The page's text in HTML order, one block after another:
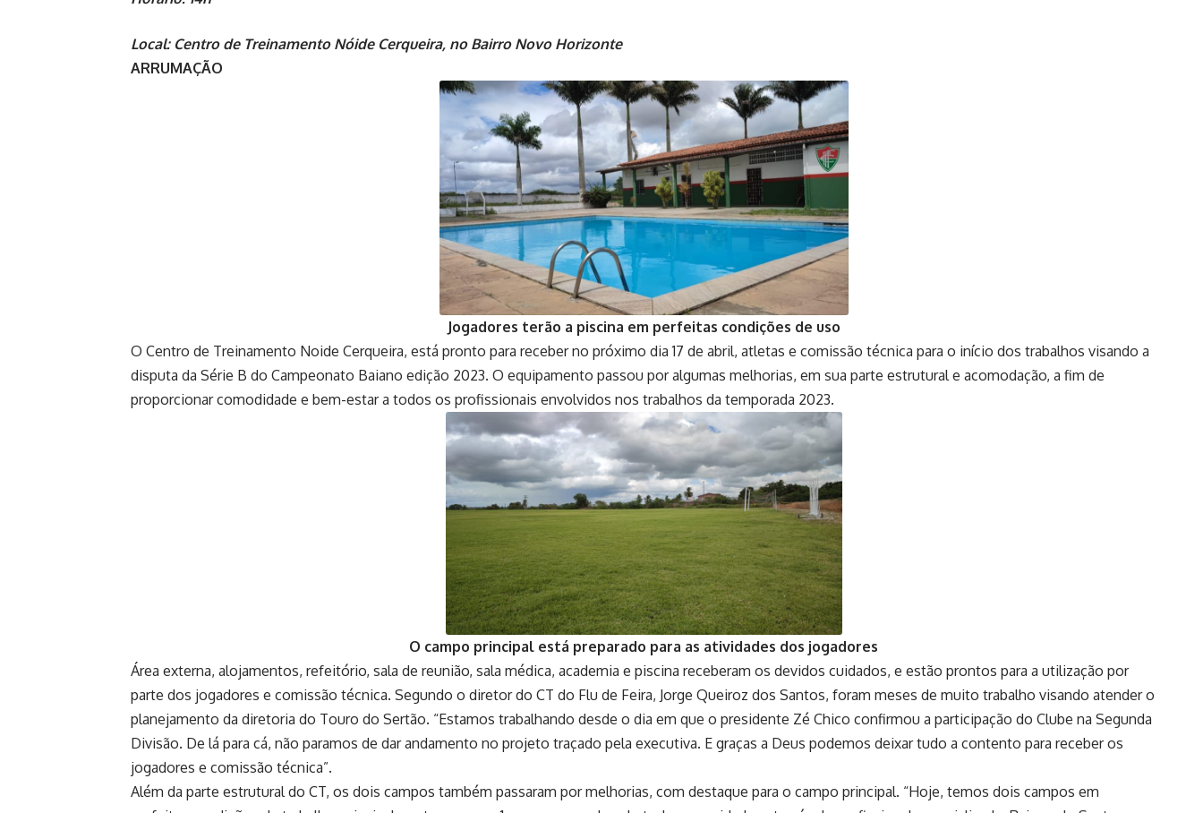
Local: Centro de Treinamento Nóide Cerqueira, no Bairro Novo Horizonte
ARRUMAÇÃO
Jogadores terão a piscina em perfeitas condições de uso
O Centro de Treinamento Noide Cerqueira, está pronto para receber no próximo dia 17 de abril, atletas e comissão técnica para o início dos trabalhos visando a
disputa da Série B do Campeonato Baiano edição 2023. O equipamento passou por algumas melhorias, em sua parte estrutural e acomodação, a fim de
proporcionar comodidade e bem-estar a todos os profissionais envolvidos nos trabalhos da temporada 2023.
O campo principal está preparado para as atividades dos jogadores
Área externa, alojamentos, refeitório, sala de reunião, sala médica, academia e piscina receberam os devidos cuidados, e estão prontos para a utilização por
parte dos jogadores e comissão técnica. Segundo o diretor do CT do Flu de Feira, Jorge Queiroz dos Santos, foram meses de muito trabalho visando atender o
planejamento da diretoria do Touro do Sertão. “Estamos trabalhando desde o dia em que o presidente Zé Chico confirmou a participação do Clube na Segunda
Divisão. De lá para cá, não paramos de dar andamento no projeto traçado pela executiva. E graças a Deus podemos deixar tudo a contento para receber os
jogadores e comissão técnica”.
Além da parte estrutural do CT, os dois campos também passaram por melhorias, com destaque para o campo principal. “Hoje, temos dois campos em